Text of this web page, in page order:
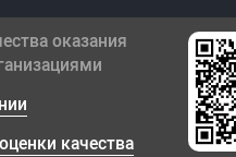
оказания
качества